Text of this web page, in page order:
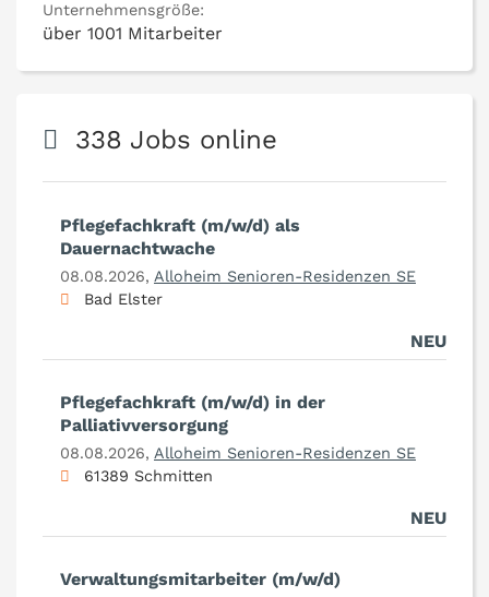
Unternehmensgröße:
über 1001 Mitarbeiter
338 Jobs online
Pflegefachkraft (m/w/d) als
Dauernachtwache
08.08.2026, Alloheim Senioren-Residenzen SE
Bad Elster
NEU
Pflegefachkraft (m/w/d) in der
Palliativversorgung
08.08.2026, Alloheim Senioren-Residenzen SE
61389 Schmitten
NEU
Verwaltungsmitarbeiter (m/w/d)